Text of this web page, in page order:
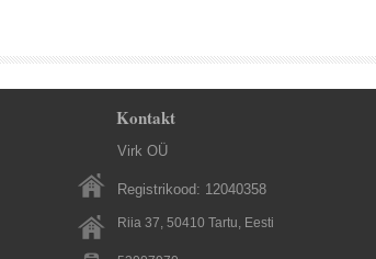
Kontakt
Virk OÜ
Registrikood: 12040358
Riia 37, 50410 Tartu, Eesti